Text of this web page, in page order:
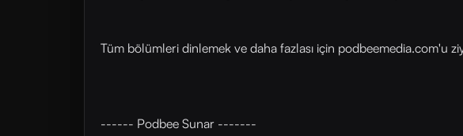
Tüm bölümleri dinlemek ve daha fazlası için ⁠⁠⁠⁠⁠podbeemedia.com⁠⁠⁠⁠⁠'u
------ Podbee Sunar -------